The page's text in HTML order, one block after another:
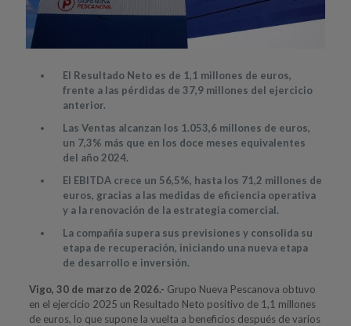
El Resultado Neto es de 1,1 millones de euros,
frente a las pérdidas de 37,9 millones del ejercicio
anterior.
Las Ventas alcanzan los 1.053,6 millones de euros,
un 7,3% más que en los doce meses equivalentes
del año 2024.
El EBITDA crece un 56,5%, hasta los 71,2 millones de
euros, gracias a las medidas de eficiencia operativa
y a la renovación de la estrategia comercial.
La compañía supera sus previsiones y consolida su
etapa de recuperación, iniciando una nueva etapa
de desarrollo e inversión.
Vigo, 30 de marzo de 2026.- Grupo Nueva Pescanova obtuvo
en el ejercicio 2025 un Resultado Neto positivo de 1,1 millones
de euros, lo que supone la vuelta a beneficios después de varios